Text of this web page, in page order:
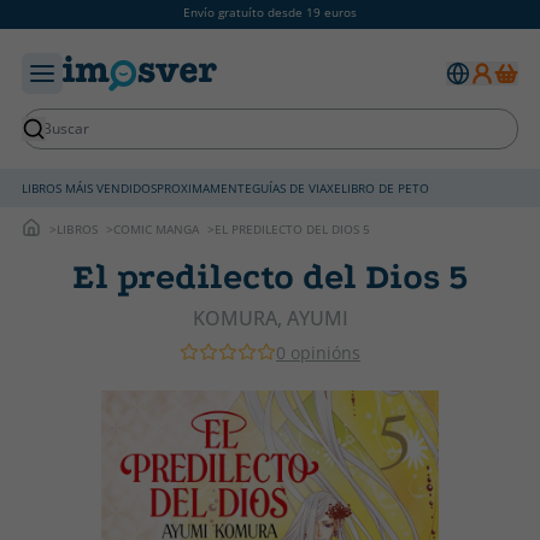
Envío gratuíto desde 19 euros
LIBROS MÁIS VENDIDOSPROXIMAMENTEGUÍAS DE VIAXELIBRO DE PETO
LIBROS COMIC MANGA EL PREDILECTO DEL DIOS 5
El predilecto del Dios 5
KOMURA, AYUMI
0 opinións